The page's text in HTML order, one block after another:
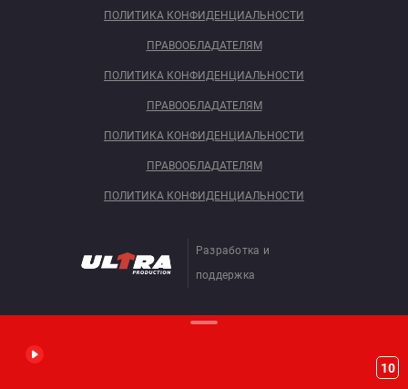
ПОЛИТИКА КОНФИДЕНЦИАЛЬНОСТИ
ПРАВООБЛАДАТЕЛЯМ
ПОЛИТИКА КОНФИДЕНЦИАЛЬНОСТИ
ПРАВООБЛАДАТЕЛЯМ
ПОЛИТИКА КОНФИДЕНЦИАЛЬНОСТИ
ПРАВООБЛАДАТЕЛЯМ
ПОЛИТИКА КОНФИДЕНЦИАЛЬНОСТИ
Разработка и
поддержка
10